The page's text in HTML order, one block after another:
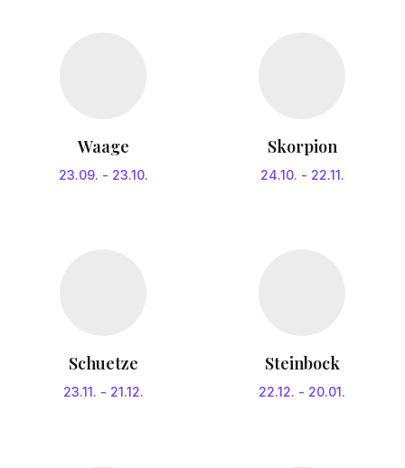
Waage
23.09. - 23.10.
Skorpion
24.10. - 22.11.
Schuetze
23.11. - 21.12.
Steinbock
22.12. - 20.01.